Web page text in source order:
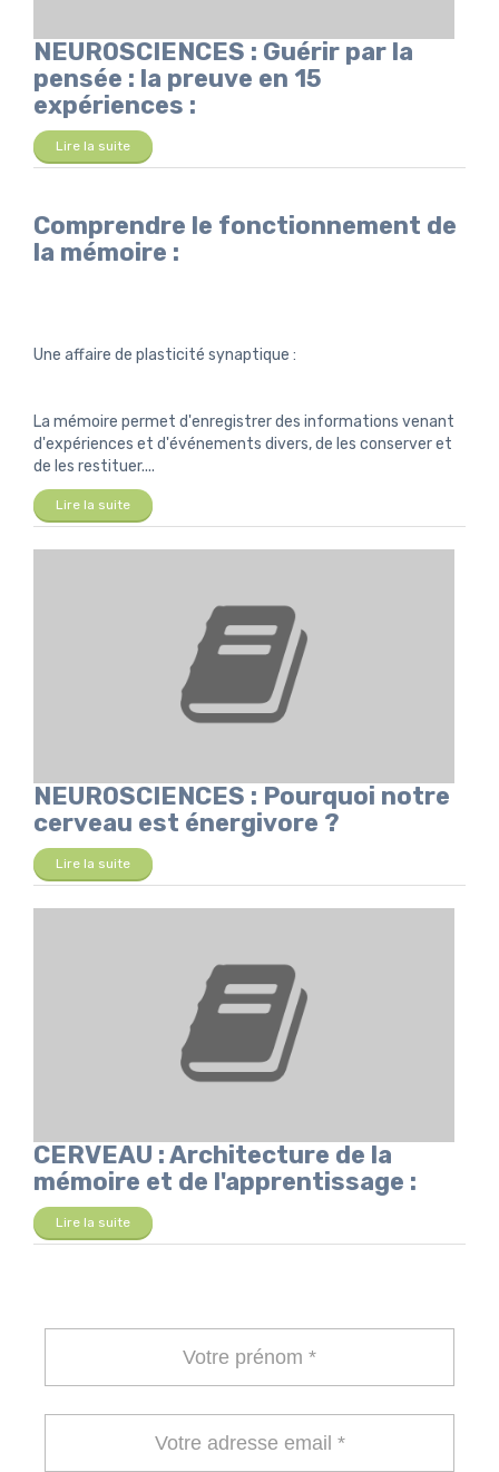
NEUROSCIENCES : Guérir par la
pensée : la preuve en 15
expériences :
Lire la suite
Comprendre le fonctionnement de
la mémoire :
Une affaire de plasticité synaptique :
La mémoire permet d'enregistrer des informations venant
d'expériences et d'événements divers, de les conserver et
de les restituer....
Lire la suite
NEUROSCIENCES : Pourquoi notre
cerveau est énergivore ?
Lire la suite
CERVEAU : Architecture de la
mémoire et de l'apprentissage :
Lire la suite